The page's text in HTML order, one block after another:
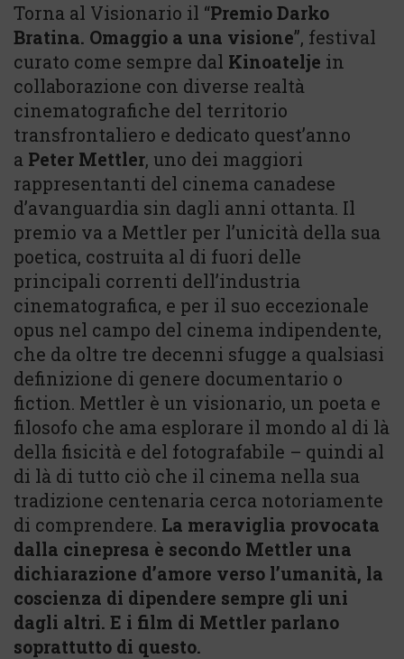
Torna al Visionario il “Premio Darko
Bratina. Omaggio a una visione”, festival
curato come sempre dal Kinoatelje in
collaborazione con diverse realtà
cinematografiche del territorio
transfrontaliero e dedicato quest’anno
a Peter Mettler, uno dei maggiori
rappresentanti del cinema canadese
d’avanguardia sin dagli anni ottanta. Il
premio va a Mettler per l’unicità della sua
poetica, costruita al di fuori delle
principali correnti dell’industria
cinematografica, e per il suo eccezionale
opus nel campo del cinema indipendente,
che da oltre tre decenni sfugge a qualsiasi
definizione di genere documentario o
fiction. Mettler è un visionario, un poeta e
filosofo che ama esplorare il mondo al di là
della fisicità e del fotografabile – quindi al
di là di tutto ciò che il cinema nella sua
tradizione centenaria cerca notoriamente
di comprendere. La meraviglia provocata
dalla cinepresa è secondo Mettler una
dichiarazione d’amore verso l’umanità, la
coscienza di dipendere sempre gli uni
dagli altri. E i film di Mettler parlano
soprattutto di questo.